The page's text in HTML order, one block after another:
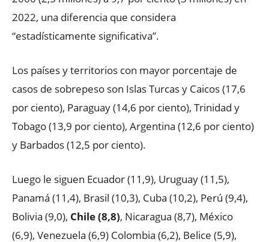
2022, una diferencia que considera
“estadísticamente significativa”.
Los países y territorios con mayor porcentaje de
casos de sobrepeso son Islas Turcas y Caicos (17,6
por ciento), Paraguay (14,6 por ciento), Trinidad y
Tobago (13,9 por ciento), Argentina (12,6 por ciento)
y Barbados (12,5 por ciento).
Luego le siguen Ecuador (11,9), Uruguay (11,5),
Panamá (11,4), Brasil (10,3), Cuba (10,2), Perú (9,4),
Bolivia (9,0), Chile (8,8), Nicaragua (8,7), México
(6,9), Venezuela (6,9) Colombia (6,2), Belice (5,9),